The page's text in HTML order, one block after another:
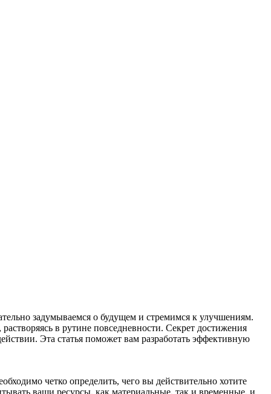
задумываемся о будущем и стремимся к улучшениям.
в рутине повседневности. Секрет достижения
Эта статья поможет вам разработать эффективную
четко определить, чего вы действительно хотите